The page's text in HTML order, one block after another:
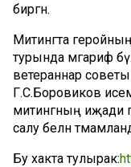
биргән.
Митингта
турында мәгариф
ветераннар советы
Г.С.Боровиков
митингның иҗади
салу белән
Бу хакта тулырак: